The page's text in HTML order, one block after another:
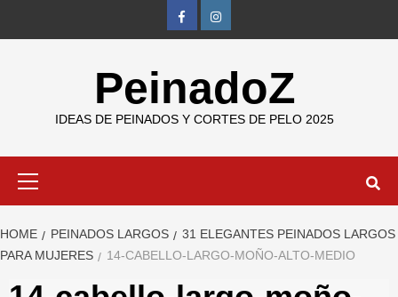
FB IG
PeinadoZ
IDEAS DE PEINADOS Y CORTES DE PELO 2025
HOME PEINADOS LARGOS
31 ELEGANTES PEINADOS LARGOS
PARA MUJERES
14-CABELLO-LARGO-MOÑO-ALTO-MEDIO